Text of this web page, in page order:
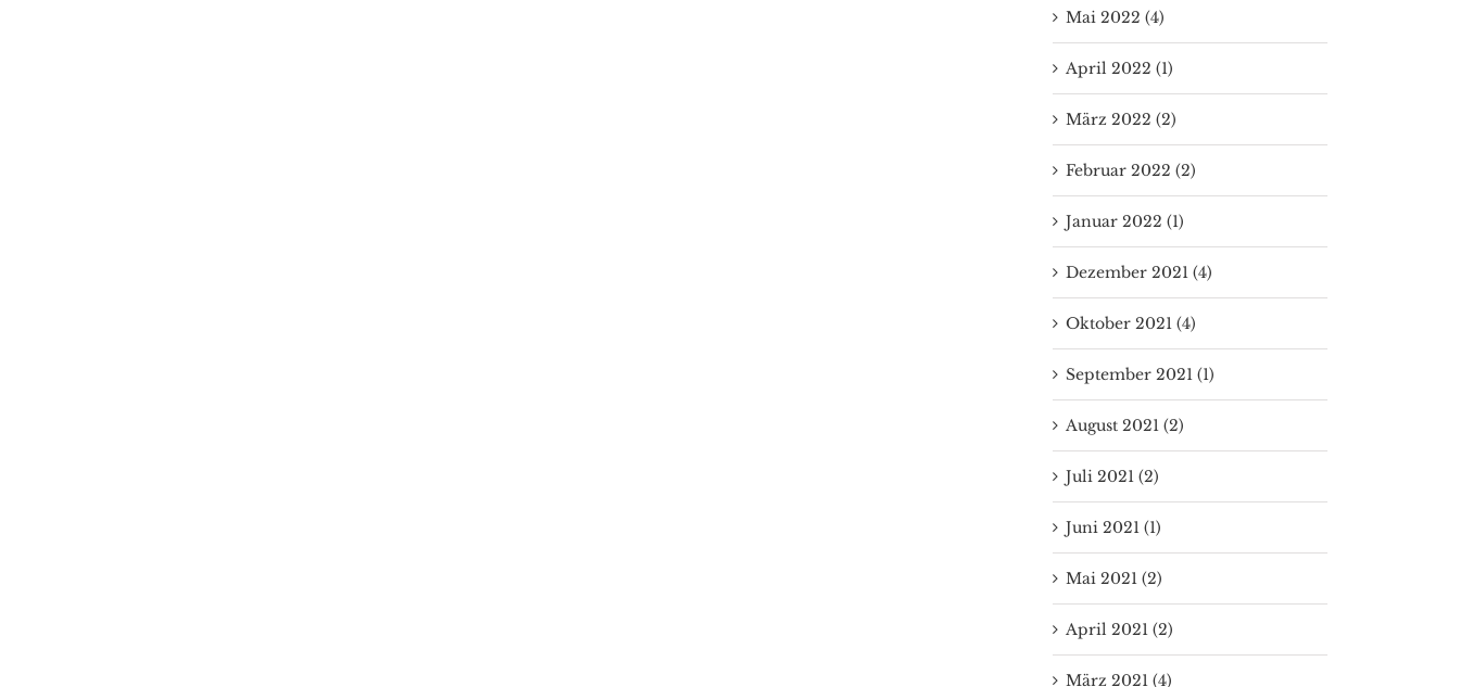
Mai 2022 (4)
April 2022 (1)
März 2022 (2)
Februar 2022 (2)
Januar 2022 (1)
Dezember 2021 (4)
Oktober 2021 (4)
September 2021 (1)
August 2021 (2)
Juli 2021 (2)
Juni 2021 (1)
Mai 2021 (2)
April 2021 (2)
März 2021 (4)